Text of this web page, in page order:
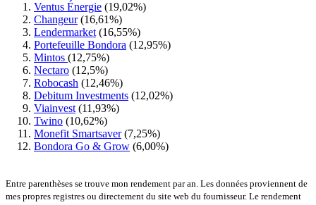
Ventus Énergie (19,02%)
Changeur(16,61%)
Lendermarket(16,55%)
Portefeuille Bondora (12,95%)
Mintos (12,75%)
Nectaro (12,5%)
Robocash (12,46%)
Debitum Investments (12,02%)
Viainvest(11,93%)
Twino (10,62%)
Monefit Smartsaver(7,25%)
Bondora Go & Grow (6,00%)
Entre parenthèses se trouve mon rendement par an. Les données proviennent de
mes propres registres ou directement du site web du fournisseur. Le rendement